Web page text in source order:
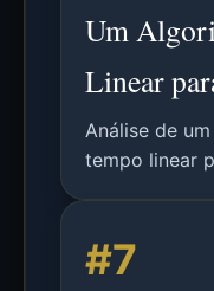
Um
Linear
Análise de
tempo linear
detalhes
aplicações
#7